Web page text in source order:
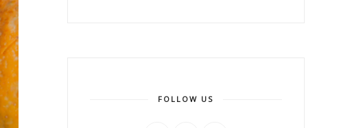
FOLLOW US